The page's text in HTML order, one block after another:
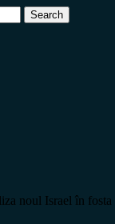
noul Israel în fosta